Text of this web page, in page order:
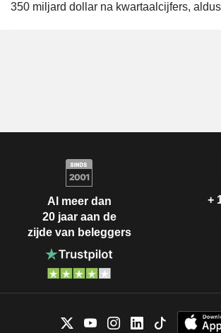
350 miljard dollar na kwartaalcijfers,
Al meer dan
20 jaar aan de
zijde van beleggers
+